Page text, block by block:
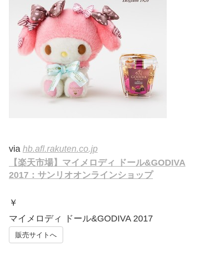
via hb.afl.rakuten.co.jp
【楽天市場】マイメロディ ドール&GODIVA
2017：サンリオオンラインショップ
￥
マイメロディ ドール&GODIVA 2017
販売サイトへ